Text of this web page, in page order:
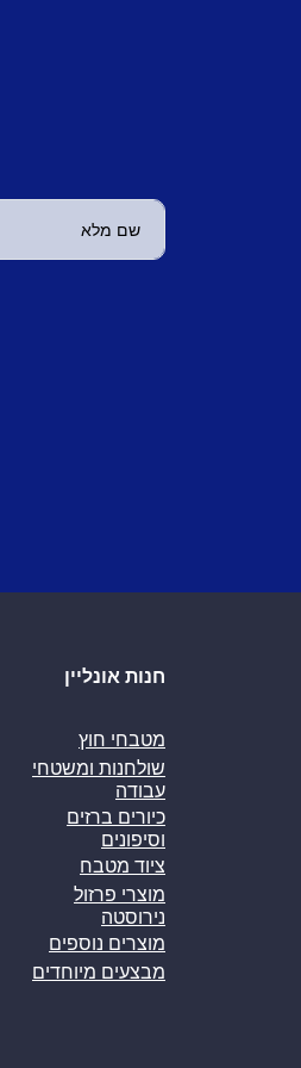
חנות אונליין
מטבחי חוץ
שולחנות ומשטחי
עבודה
כיורים ברזים
וסיפונים
ציוד מטבח
מוצרי פרזול
נירוסטה
מוצרים נוספים
מבצעים מיוחדים